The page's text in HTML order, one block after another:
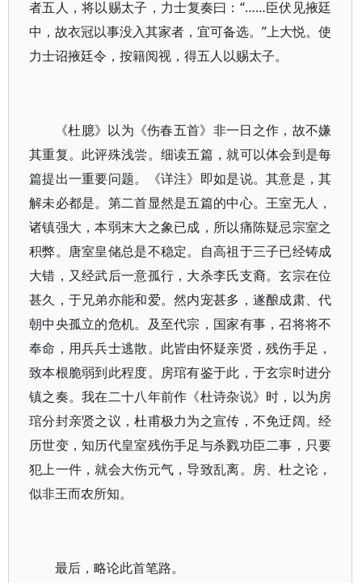
者五人，将以赐太子，力士复奏曰：“……臣伏见掖廷
中，故衣冠以事没入其家者，宜可备选。”上大悦。使
力士诏掖廷令，按籍阅视，得五人以赐太子。
《杜臆》以为《伤春五首》非一日之作，故不嫌
其重复。此评殊浅尝。细读五篇，就可以体会到是每
篇提出一重要问题。《详注》即如是说。其意是，其
解未必都是。第二首显然是五篇的中心。王室无人，
诸镇强大，本弱末大之象已成，所以痛陈疑忌宗室之
积弊。唐室皇储总是不稳定。自高祖于三子已经铸成
大错，又经武后一意孤行，大杀李氏支裔。玄宗在位
甚久，于兄弟亦能和爱。然内宠甚多，遂酿成肃、代
朝中央孤立的危机。及至代宗，国家有事，召将将不
奉命，用兵兵士逃散。此皆由怀疑亲贤，残伤手足，
致本根脆弱到此程度。房琯有鉴于此，于玄宗时进分
镇之奏。我在二十八年前作《杜诗杂说》时，以为房
琯分封亲贤之议，杜甫极力为之宣传，不免迂阔。经
历世变，知历代皇室残伤手足与杀戮功臣二事，只要
犯上一件，就会大伤元气，导致乱离。房、杜之论，
似非王而农所知。
最后，略论此首笔路。